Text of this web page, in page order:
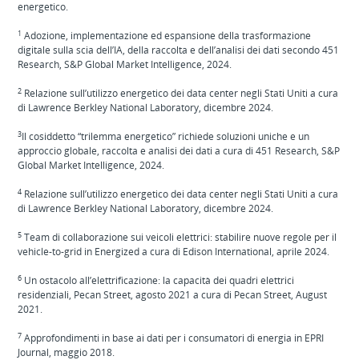
energetico.
1 Adozione, implementazione ed espansione della trasformazione
digitale sulla scia dell’IA, della raccolta e dell’analisi dei dati secondo 451
Research, S&P Global Market Intelligence, 2024.
2 Relazione sull’utilizzo energetico dei data center negli Stati Uniti a cura
di Lawrence Berkley National Laboratory, dicembre 2024.
3Il cosiddetto “trilemma energetico” richiede soluzioni uniche e un
approccio globale, raccolta e analisi dei dati a cura di 451 Research, S&P
Global Market Intelligence, 2024.
4 Relazione sull’utilizzo energetico dei data center negli Stati Uniti a cura
di Lawrence Berkley National Laboratory, dicembre 2024.
5 Team di collaborazione sui veicoli elettrici: stabilire nuove regole per il
vehicle‑to‑grid in Energized a cura di Edison International, aprile 2024.
6 Un ostacolo all’elettrificazione: la capacità dei quadri elettrici
residenziali, Pecan Street, agosto 2021 a cura di Pecan Street, August
2021.
7 Approfondimenti in base ai dati per i consumatori di energia in EPRI
Journal, maggio 2018.